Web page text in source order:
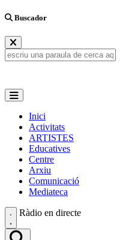
Buscador
Inici
Activitats
ARTISTES
Educatives
Centre
Arxiu
Comunicació
Mediateca
Ràdio en directe